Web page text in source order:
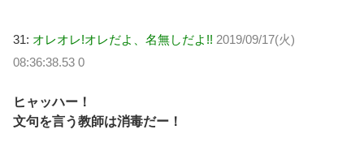
31: オレオレ!オレだよ、名無しだよ!! 2019/09/17(火)
08:36:38.53 0
ヒャッハー！
文句を言う教師は消毒だー！